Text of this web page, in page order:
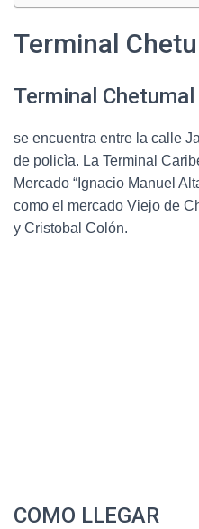
Terminal
Terminal Chetumal
se encuentra entre la calle
de policìa. La Terminal
Mercado “Ignacio Manuel
como el mercado Viejo de
y Cristobal Colón.
COMO LLEGAR